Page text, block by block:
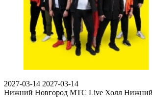
2027-03-14 2027-03-14
Нижний Новгород МТС Live Холл Нижний